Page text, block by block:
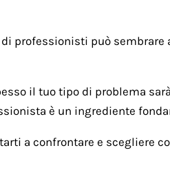
professionisti può
il tuo tipo di problema
è un ingrediente
a confrontare e scegliere